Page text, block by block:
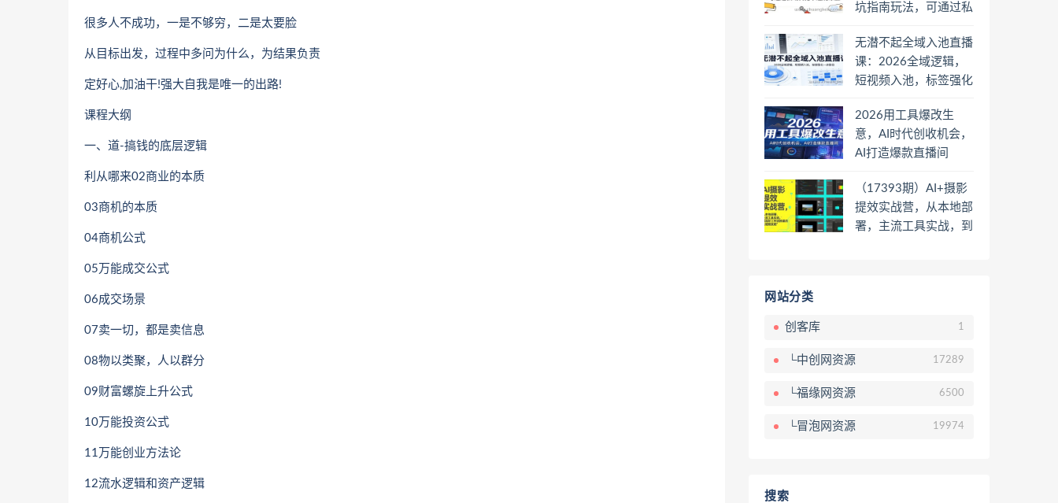
很多人不成功，一是不够穷，二是太要脸
从目标出发，过程中多问为什么，为结果负责
定好心,加油干!强大自我是唯一的出路!
课程大纲
一、道-搞钱的底层逻辑
利从哪来02商业的本质
03商机的本质
04商机公式
05万能成交公式
06成交场景
07卖一切，都是卖信息
08物以类聚，人以群分
09财富螺旋上升公式
10万能投资公式
11万能创业方法论
12流水逻辑和资产逻辑
坑指南玩法，可通过私
无潜不起全域入池直播
课：2026全域逻辑，
短视频入池，标签强化
2026用工具爆改生
意，AI时代创收机会，
AI打造爆款直播间
（17393期）AI+摄影
提效实战营，从本地部
署，主流工具实战，到
网站分类
创客库 1
└中创网资源 17289
└福缘网资源 6500
└冒泡网资源 19974
搜索